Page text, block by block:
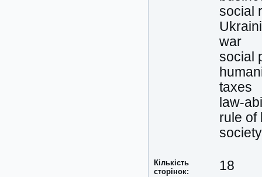
social
war
social
taxes
law-
rule of
society
Кількість
сторінок:
18